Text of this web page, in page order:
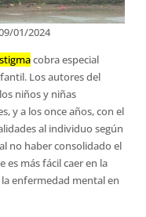
01/2024
cobra especial
Los autores del
niños y niñas
y a los once años, con el
al individuo según
no haber consolidado el
es más fácil caer en la
enfermedad mental en